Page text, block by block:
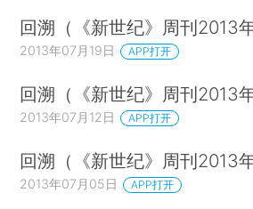
回溯（《新世纪》周刊2013
2013年07月19日 APP打开
回溯（《新世纪》周刊2013
2013年07月12日 APP打开
回溯（《新世纪》周刊2013
2013年07月05日 APP打开